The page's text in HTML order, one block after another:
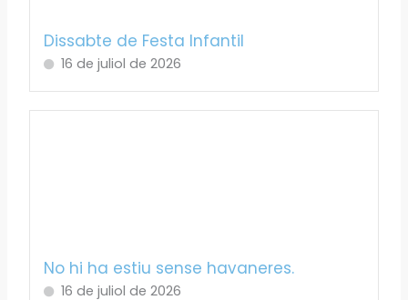
Dissabte de Festa Infantil
16 de juliol de 2026
No hi ha estiu sense havaneres.
16 de juliol de 2026